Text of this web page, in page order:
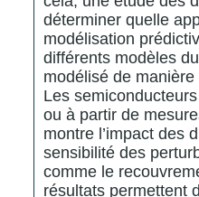
déterminer quelle
modélisation
différents modèles
modélisé de
Les
ou à partir de
montre l’impact des
sensibilité des
comme le
résultats permettent